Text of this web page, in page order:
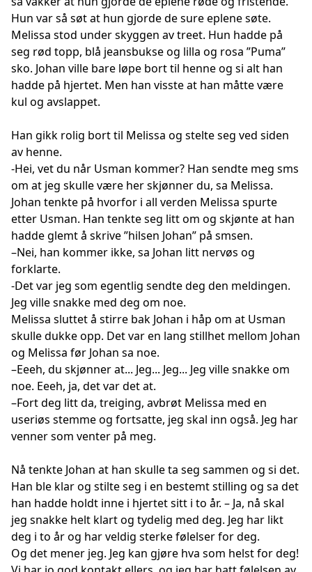
Hun var så søt at hun gjorde de sure eplene søte.
Melissa stod under skyggen av treet. Hun hadde på
seg rød topp, blå jeansbukse og lilla og rosa ”Puma”
sko. Johan ville bare løpe bort til henne og si alt han
hadde på hjertet. Men han visste at han måtte være
kul og avslappet.
Han gikk rolig bort til Melissa og stelte seg ved siden
av henne.
-Hei, vet du når Usman kommer? Han sendte meg sms
om at jeg skulle være her skjønner du, sa Melissa.
Johan tenkte på hvorfor i all verden Melissa spurte
etter Usman. Han tenkte seg litt om og skjønte at han
hadde glemt å skrive ”hilsen Johan” på smsen.
–Nei, han kommer ikke, sa Johan litt nervøs og
forklarte.
-Det var jeg som egentlig sendte deg den meldingen.
Jeg ville snakke med deg om noe.
Melissa sluttet å stirre bak Johan i håp om at Usman
skulle dukke opp. Det var en lang stillhet mellom Johan
og Melissa før Johan sa noe.
–Eeeh, du skjønner at... Jeg... Jeg... Jeg ville snakke om
noe. Eeeh, ja, det var det at.
–Fort deg litt da, treiging, avbrøt Melissa med en
useriøs stemme og fortsatte, jeg skal inn også. Jeg har
venner som venter på meg.
Nå tenkte Johan at han skulle ta seg sammen og si det.
Han ble klar og stilte seg i en bestemt stilling og sa det
han hadde holdt inne i hjertet sitt i to år. – Ja, nå skal
jeg snakke helt klart og tydelig med deg. Jeg har likt
deg i to år og har veldig sterke følelser for deg.
Og det mener jeg. Jeg kan gjøre hva som helst for deg!